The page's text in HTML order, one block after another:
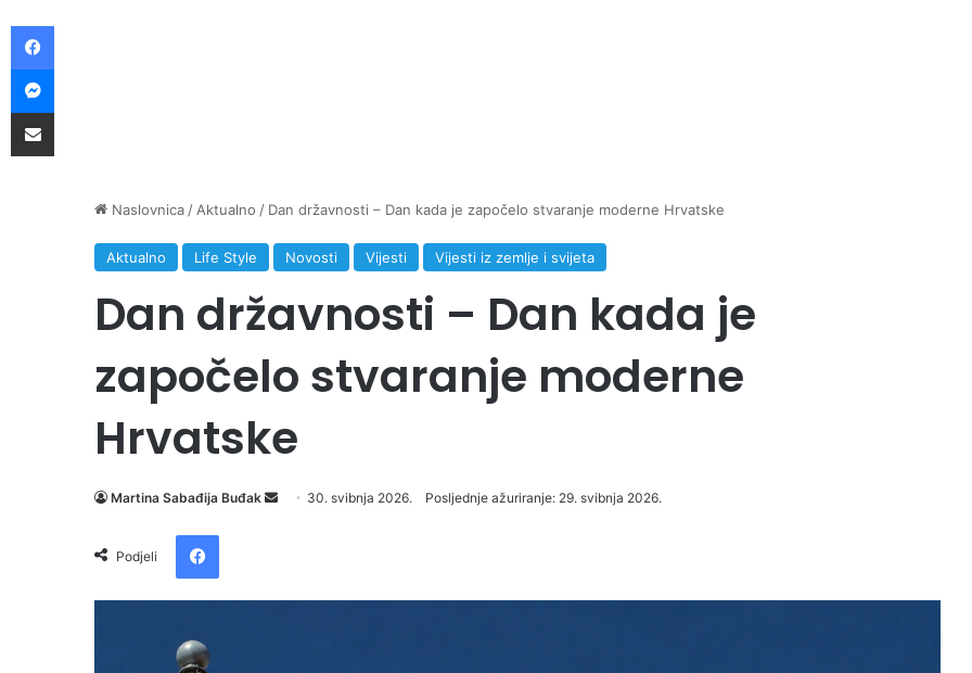
Naslovnica / Aktualno / Dan državnosti – Dan kada je započelo stvaranje moderne Hrvatske
Aktualno Life Style Novosti Vijesti Vijesti iz zemlje i svijeta
Dan državnosti – Dan kada je
započelo stvaranje moderne
Hrvatske
Martina Sabađija Buđak
a
30. svibnja 2026. Posljednje ažuriranje: 29. svibnja 2026.
Podjeli